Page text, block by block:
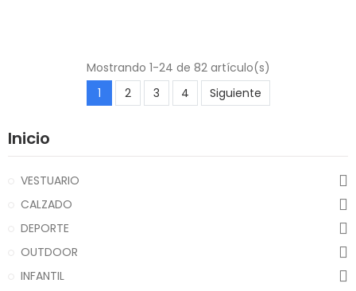
Mostrando 1-24 de 82 artículo(s)
1
2 3 4 Siguiente
Inicio
VESTUARIO
CALZADO
DEPORTE
OUTDOOR
INFANTIL